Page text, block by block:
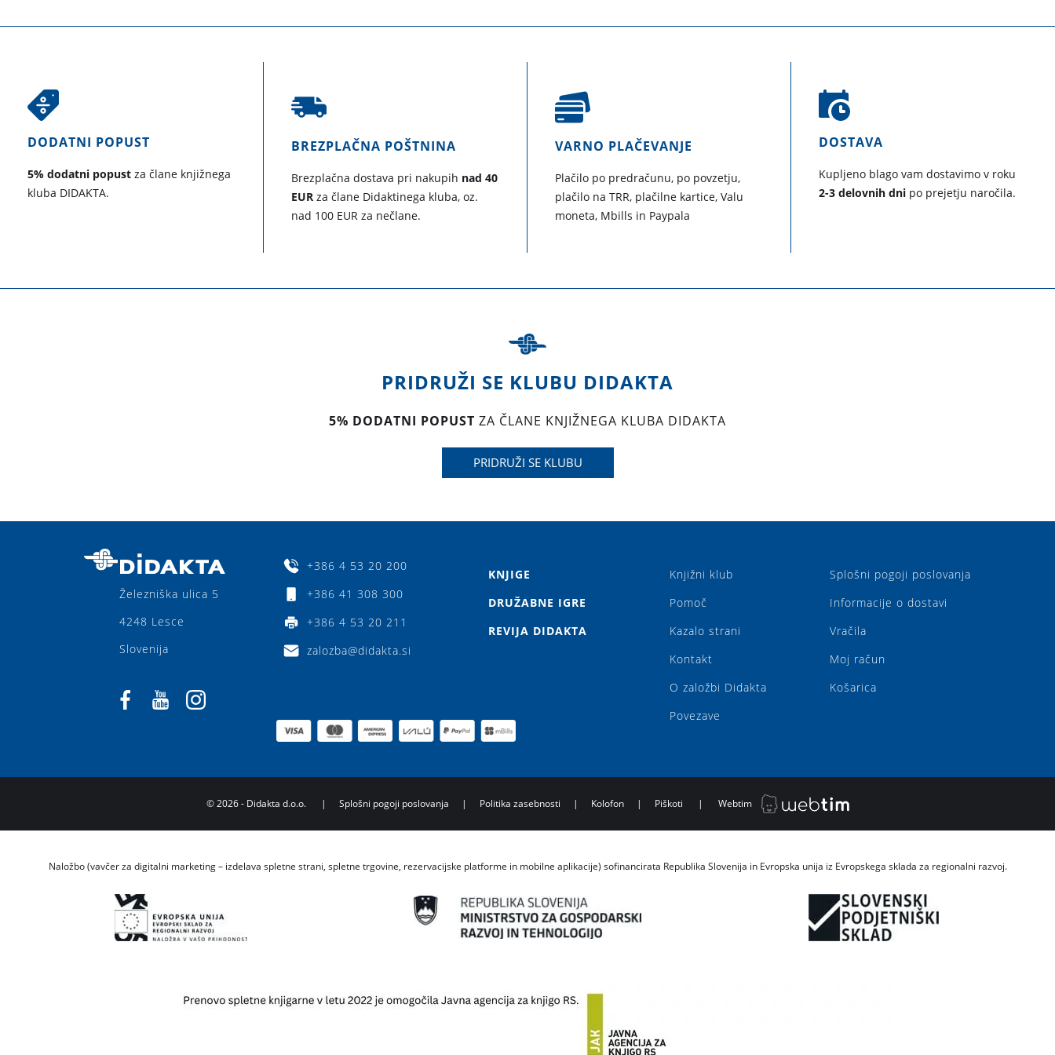
DODATNI POPUST
5% dodatni popust za člane knjižnega
kluba DIDAKTA.
BREZPLAČNA POŠTNINA
Brezplačna dostava pri nakupih nad 40
EUR za člane Didaktinega kluba, oz.
nad 100 EUR za nečlane.
VARNO PLAČEVANJE
Plačilo po predračunu, po povzetju,
plačilo na TRR, plačilne kartice, Valu
moneta, Mbills in Paypala
DOSTAVA
Kupljeno blago vam dostavimo v roku
2-3 delovnih dni po prejetju naročila.
PRIDRUŽI SE KLUBU DIDAKTA
5% DODATNI POPUST ZA ČLANE KNJIŽNEGA KLUBA DIDAKTA
PRIDRUŽI SE KLUBU
Železniška ulica 5
4248 Lesce
Slovenija
+386 4 53 20 200
+386 41 308 300
+386 4 53 20 211
zalozba@didakta.si
KNJIGE
DRUŽABNE IGRE
REVIJA DIDAKTA
Knjižni klub
Pomoč
Kazalo strani
Kontakt
O založbi Didakta
Povezave
Splošni pogoji poslovanja
Informacije o dostavi
Vračila
Moj račun
Košarica
© 2026 - Didakta d.o.o. | Splošni pogoji poslovanja | Politika zasebnosti | Kolofon | Piškoti | Webtim
Naložbo (vavčer za digitalni marketing – izdelava spletne strani, spletne trgovine, rezervacijske platforme in mobilne aplikacije) sofinancirata Republika Slovenija in Evropska unija iz Evropskega sklada za regionalni razvoj.